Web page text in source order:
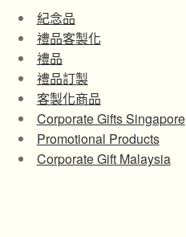
紀念品
禮品客製化
禮品
禮品訂製
客製化商品
Corporate Gifts Singapore
Promotional Products
Corporate Gift Malaysia